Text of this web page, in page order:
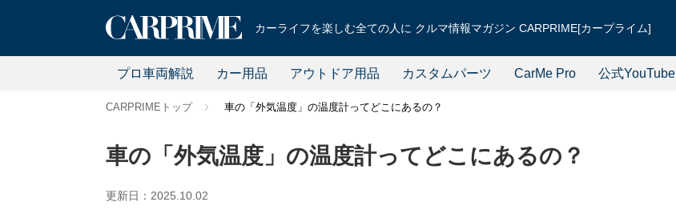
カーライフを楽しむ全ての人に クルマ情報マガジン CARPRIME[カープライム]
プロ車両解説 カー用品 アウトドア用品 カスタムパーツ CarMe Pro 公式YouTube
CARPRIMEトップ 車の「外気温度」の温度計ってどこにあるの？
車の「外気温度」の温度計ってどこにあるの？
更新日：2025.10.02